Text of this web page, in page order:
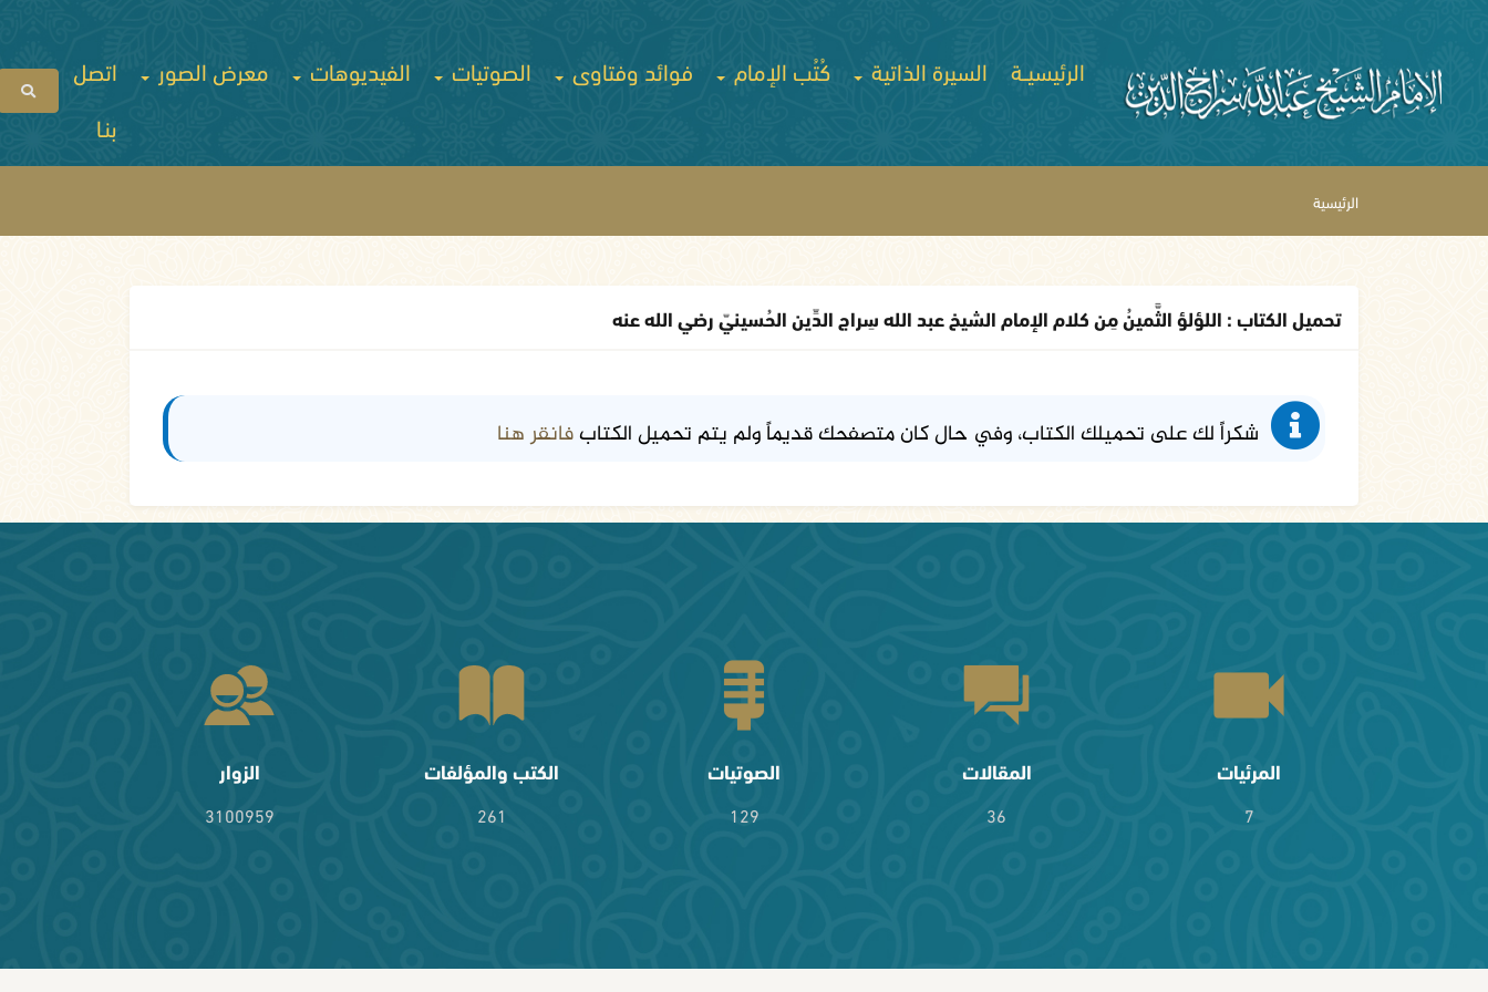
الرئيسيــة السيرة الذاتية كُتُب الإمام فوائد وفتاوى الصوتيات الفيديوهات معرض الصور
اتصل
بنـا
الرئيسية
تحميل الكتاب : اللؤلؤ الثَّمينُ مِن كلام الإمام الشيخ عبد الله سِراج الدِّين الحُسينيّ رضي الله عنه
شكراً لك على تحميلك الكتاب، وفي حال كان متصفحك قديماً ولم يتم تحميل الكتابفانقر هنا
المرئيات
7
المقالات
36
الصوتيات
129
الكتب والمؤلفات
261
الزوار
3100959